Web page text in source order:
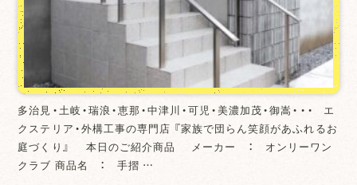
多治見・土岐・瑞浪・恵那・中津川・可児・美濃加茂・御嵩・・・ エ
クステリア・外構工事の専門店 『家族で団らん笑顔があふれるお
庭づくり』 本日のご紹介商品 メーカー ： オンリーワン
クラブ 商品名 ： 手摺 …